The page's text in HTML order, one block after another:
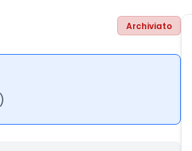
Archiviato